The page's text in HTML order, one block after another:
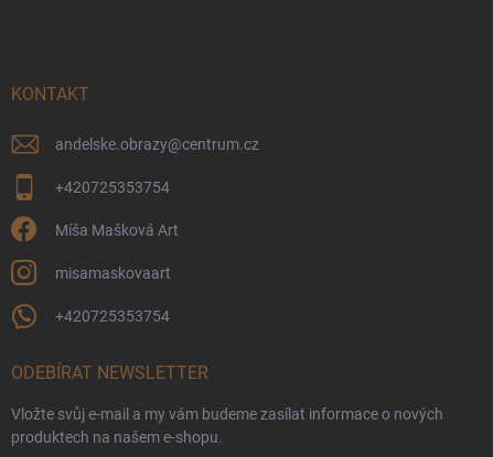
KONTAKT
andelske.obrazy@centrum.cz
+420725353754
Míša Mašková Art
misamaskovaart
+420725353754
ODEBÍRAT NEWSLETTER
Vložte svůj e-mail a my vám budeme zasílat informace o nových
produktech na našem e-shopu.